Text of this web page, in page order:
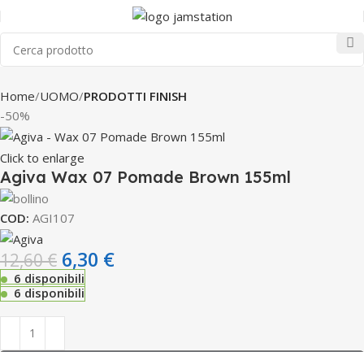
Home UOMO PRODOTTI FINISH
-50%
Click to enlarge
Agiva Wax 07 Pomade Brown 155ml
COD: AGI107
12,60€ 6,30 €
6 disponibili
6 disponibili